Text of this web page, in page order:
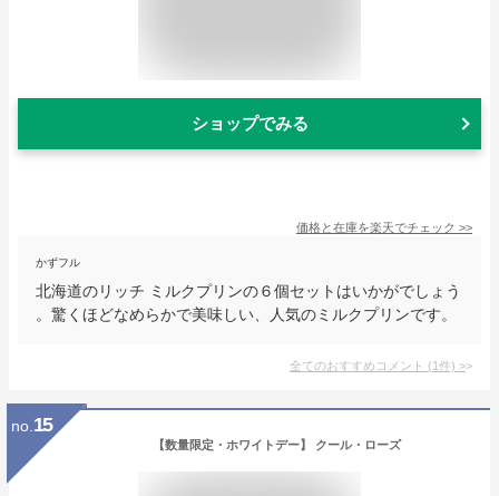
ショップでみる
価格と在庫を楽天でチェック >>
かずフル
北海道のリッチ ミルクプリンの６個セットはいかがでしょう
。驚くほどなめらかで美味しい、人気のミルクプリンです。
全てのおすすめコメント (1件) >
no. 15
【数量限定・ホワイトデー】 クール・ローズ